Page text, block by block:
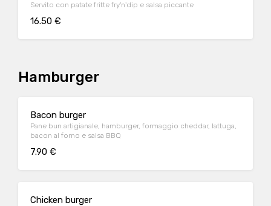
Servito con patate fritte fry'n'dip e salsa piccante
16.50 €
Hamburger
Bacon burger
Pane bun artigianale, hamburger, formaggio cheddar, lattuga,
bacon al forno e salsa BBQ
7.90 €
Chicken burger